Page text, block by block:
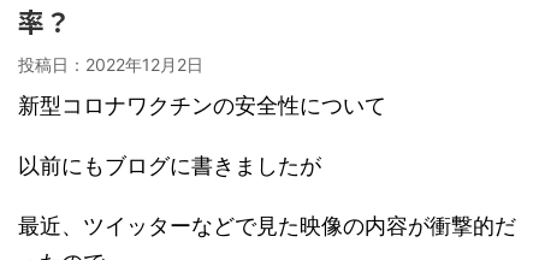
率？
投稿日： 2022年12月2日
新型コロナワクチンの安全性について
以前にもブログに書きましたが
最近、ツイッターなどで見た映像の内容が衝撃的だ